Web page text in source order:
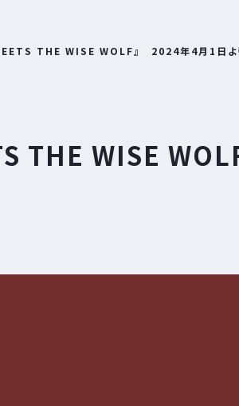
THE WISE WOLF』 2024年4月1日よ
THE WISE